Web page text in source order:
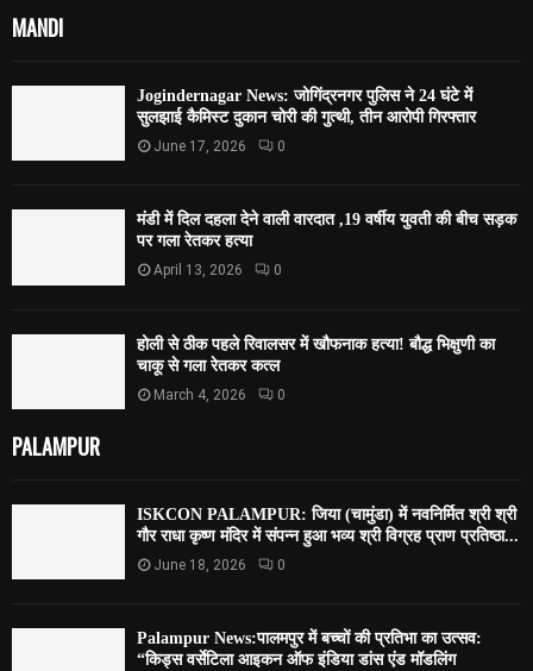
MANDI
Jogindernagar News: जोगिंद्रनगर पुलिस ने 24 घंटे में
सुलझाई कैमिस्ट दुकान चोरी की गुत्थी, तीन आरोपी गिरफ्तार
June 17, 2026 0
मंडी में दिल दहला देने वाली वारदात ,19 वर्षीय युवती की बीच सड़क
पर गला रेतकर हत्या
April 13, 2026 0
होली से ठीक पहले रिवालसर में खौफनाक हत्या! बौद्ध भिक्षुणी का
चाकू से गला रेतकर कत्ल
March 4, 2026 0
PALAMPUR
ISKCON PALAMPUR: जिया (चामुंडा) में नवनिर्मित श्री श्री
गौर राधा कृष्ण मंदिर में संपन्न हुआ भव्य श्री विग्रह प्राण प्रतिष्ठा...
June 18, 2026 0
Palampur News:पालमपुर में बच्चों की प्रतिभा का उत्सव:
“किड्स वर्सेटिला आइकन ऑफ इंडिया डांस एंड मॉडलिंग